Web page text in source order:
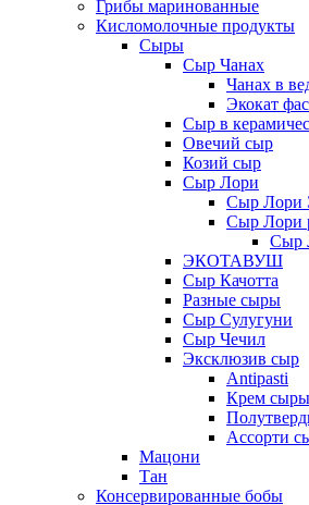
Грибы маринованные
Кисломолочные продукты
Сыры
Сыр Чанах
Чанах в
Экокат
Сыр в
Овечий сыр
Козий сыр
Сыр Лори
Сыр Лори
Сыр Лори
Сыр
ЭКОТАВУШ
Сыр Качотта
Разные сыры
Сыр Сулугуни
Сыр Чечил
Эксклюзив сыр
Antipasti
Крем сыры
Ассорти
Мацони
Тан
Консервированные бобы